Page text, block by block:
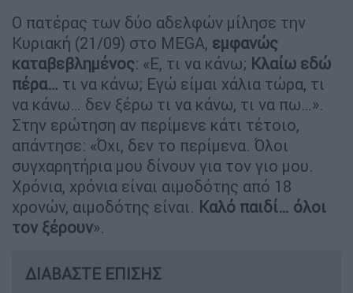
Ο πατέρας των δύο αδελφών μίλησε την
Κυριακή (21/09) στο MEGA, εμφανώς
καταβεβλημένος: «Ε, τι να κάνω; Κλαίω εδώ
πέρα… τι να κάνω; Εγώ είμαι χάλια τώρα, τι
να κάνω… δεν ξέρω τι να κάνω, τι να πω…».
Στην ερώτηση αν περίμενε κάτι τέτοιο,
απάντησε: «Όχι, δεν το περίμενα. Όλοι
συγχαρητήρια μου δίνουν για τον γιο μου.
Χρόνια, χρόνια είναι αιμοδότης από 18
χρονών, αιμοδότης είναι. Καλό παιδί… όλοι
τον ξέρουν».
ΔΙΑΒΑΣΤΕ ΕΠΙΣΗΣ